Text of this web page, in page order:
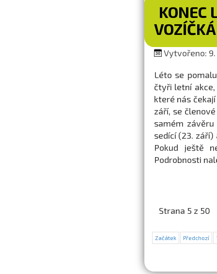
KONEC
Vytvořeno: 9.
Léto se
čtyři letní
které nás
září, se
samém
sedící (23.
Pokud ještě
Podrobnosti
Strana 5 z 50
Začátek Předchozí